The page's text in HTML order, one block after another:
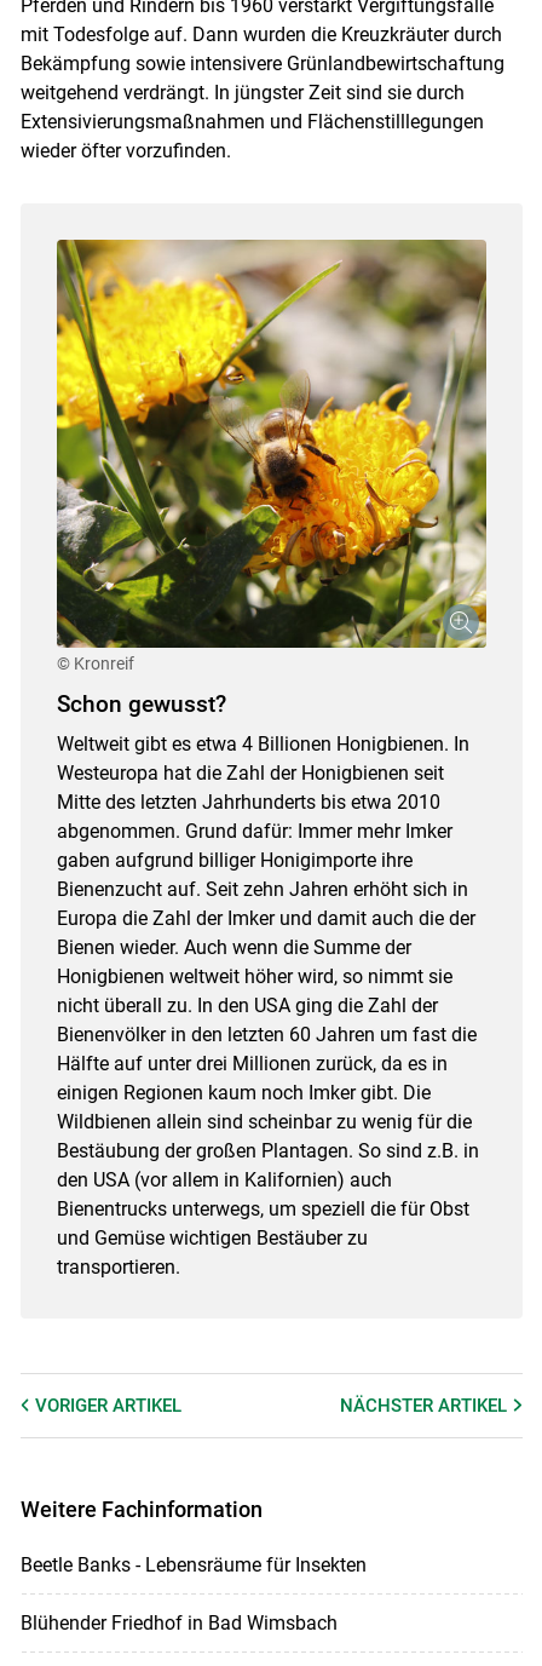
Pferden und Rindern bis 1960 verstärkt Vergiftungsfälle
mit Todesfolge auf. Dann wurden die Kreuzkräuter durch
Bekämpfung sowie intensivere Grünlandbewirtschaftung
weitgehend verdrängt. In jüngster Zeit sind sie durch
Extensivierungsmaßnahmen und Flächenstilllegungen
wieder öfter vorzufinden.
© Kronreif
Schon gewusst?
Weltweit gibt es etwa 4 Billionen Honigbienen. In
Westeuropa hat die Zahl der Honigbienen seit
Mitte des letzten Jahrhunderts bis etwa 2010
abgenommen. Grund dafür: Immer mehr Imker
gaben aufgrund billiger Honigimporte ihre
Bienenzucht auf. Seit zehn Jahren erhöht sich in
Europa die Zahl der Imker und damit auch die der
Bienen wieder. Auch wenn die Summe der
Honigbienen weltweit höher wird, so nimmt sie
nicht überall zu. In den USA ging die Zahl der
Bienenvölker in den letzten 60 Jahren um fast die
Hälfte auf unter drei Millionen zurück, da es in
einigen Regionen kaum noch Imker gibt. Die
Wildbienen allein sind scheinbar zu wenig für die
Bestäubung der großen Plantagen. So sind z.B. in
den USA (vor allem in Kalifornien) auch
Bienentrucks unterwegs, um speziell die für Obst
und Gemüse wichtigen Bestäuber zu
transportieren.
VORIGER ARTIKEL NÄCHSTERARTIKEL
Weitere Fachinformation
Beetle Banks - Lebensräume für Insekten
Blühender Friedhof in Bad Wimsbach